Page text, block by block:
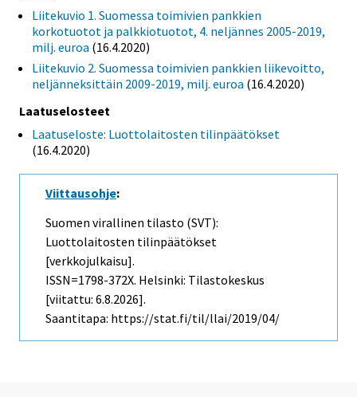
Liitekuvio 1. Suomessa toimivien pankkien
korkotuotot ja palkkiotuotot, 4. neljännes 2005-2019,
milj. euroa (16.4.2020)
Liitekuvio 2. Suomessa toimivien pankkien liikevoitto,
neljänneksittäin 2009-2019, milj. euroa (16.4.2020)
Laatuselosteet
Laatuseloste: Luottolaitosten tilinpäätökset
(16.4.2020)
Viittausohje:
Suomen virallinen tilasto (SVT):
Luottolaitosten tilinpäätökset
[verkkojulkaisu].
ISSN=1798-372X. Helsinki: Tilastokeskus
[viitattu: 6.8.2026].
Saantitapa: https://stat.fi/til/llai/2019/04/